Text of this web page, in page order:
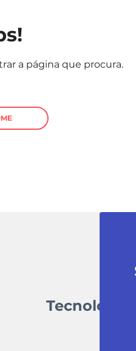
a página que procura.
Tecnologia